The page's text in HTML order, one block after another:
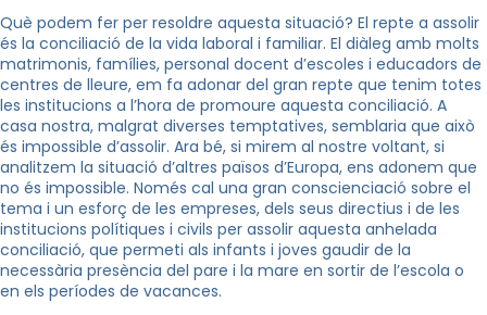
Què podem fer per resoldre aquesta situació? El repte a assolir
és la conciliació de la vida laboral i familiar. El diàleg amb molts
matrimonis, famílies, personal docent d’escoles i educadors de
centres de lleure, em fa adonar del gran repte que tenim totes
les institucions a l’hora de promoure aquesta conciliació. A
casa nostra, malgrat diverses temptatives, semblaria que això
és impossible d’assolir. Ara bé, si mirem al nostre voltant, si
analitzem la situació d’altres països d’Europa, ens adonem que
no és impossible. Només cal una gran conscienciació sobre el
tema i un esforç de les empreses, dels seus directius i de les
institucions polítiques i civils per assolir aquesta anhelada
conciliació, que permeti als infants i joves gaudir de la
necessària presència del pare i la mare en sortir de l’escola o
en els períodes de vacances.